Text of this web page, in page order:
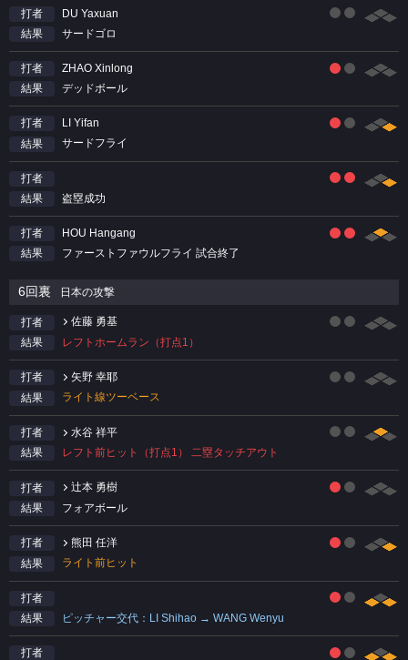
打者
DU Yaxuan
結果
サードゴロ
打者
ZHAO Xinlong
結果
デッドボール
打者
LI Yifan
結果
サードフライ
打者
結果
盗塁成功
打者
HOU Hangang
結果
ファーストファウルフライ 試合終了
6回裏 日本の攻撃
打者
佐藤 勇基
結果
レフトホームラン（打点1）
打者
矢野 幸耶
結果
ライト線ツーベース
打者
水谷 祥平
結果
レフト前ヒット（打点1） 二塁タッチアウト
打者
辻本 勇樹
結果
フォアボール
打者
熊田 任洋
結果
ライト前ヒット
打者
結果
ピッチャー交代：LI Shihao → WANG Wenyu
打者